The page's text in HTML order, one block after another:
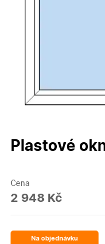
Plastové
Cena
2 948 Kč
Na objednávku